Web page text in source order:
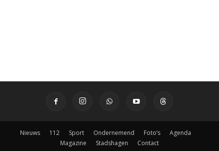
Nieuws 112 Sport Ondernemend Foto’s
Agenda
Magazine
Stadshagen Contact